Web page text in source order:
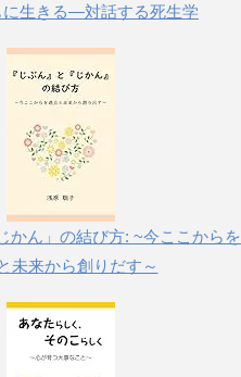
に生きる―対話する死生学
かん」の結び方: ~今ここからを
未来から創りだす～